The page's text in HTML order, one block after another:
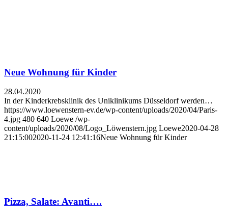
Neue Wohnung für Kinder
28.04.2020
In der Kinderkrebsklinik des Uniklinikums Düsseldorf werden…
https://www.loewenstern-ev.de/wp-content/uploads/2020/04/Paris-
4.jpg 480 640 Loewe /wp-
content/uploads/2020/08/Logo_Löwenstern.jpg Loewe2020-04-28
21:15:002020-11-24 12:41:16Neue Wohnung für Kinder
Pizza, Salate: Avanti….